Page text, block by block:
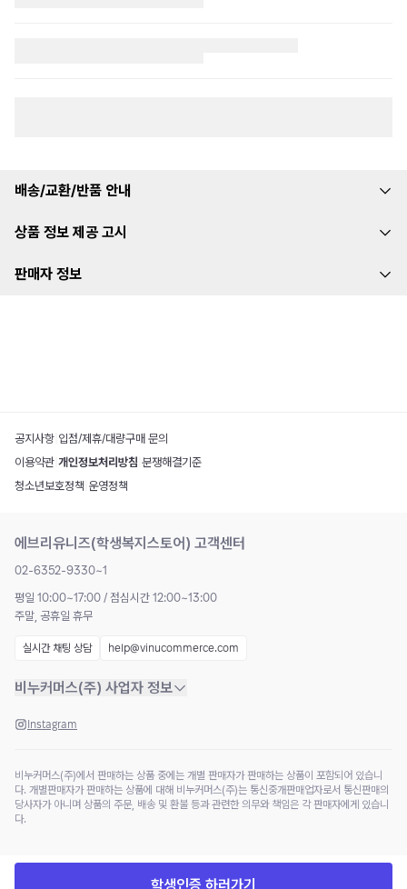
배송/교환/반품 안내
상품 정보 제공 고시
판매자 정보
학생인증 하러가기
공지사항 입점/제휴/대량구매 문의
이용약관 개인정보처리방침 분쟁해결기준
청소년보호정책 운영정책
에브리유니즈(학생복지스토어) 고객센터
02-6352-9330~1
평일 10:00~17:00 / 점심시간 12:00~13:00
주말, 공휴일 휴무
실시간 채팅 상담 help@vinucommerce.com
비누커머스(주) 사업자 정보
Instagram
비누커머스(주)에서 판매하는 상품 중에는 개별 판매자가 판매하는 상품이 포함되어 있습니
다. 개별판매자가 판매하는 상품에 대해 비누커머스(주)는 통신중개판매업자로서 통신판매의
당사자가 아니며 상품의 주문, 배송 및 환불 등과 관련한 의무와 책임은 각 판매자에게 있습니
다.